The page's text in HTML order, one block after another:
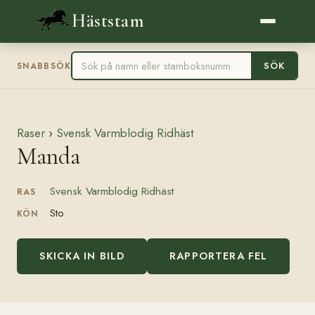
Häststam
SNABBSÖK SÖK
Raser › Svensk Varmblodig Ridhäst
Manda
RAS Svensk Varmblodig Ridhäst
KÖN Sto
SKICKA IN BILD RAPPORTERA FEL